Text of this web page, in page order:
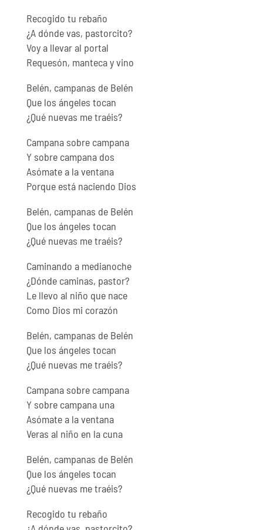
Recogido tu rebaño
¿A dónde vas, pastorcito?
Voy a llevar al portal
Requesón, manteca y vino
Belén, campanas de Belén
Que los ángeles tocan
¿Qué nuevas me traéis?
Campana sobre campana
Y sobre campana dos
Asómate a la ventana
Porque está naciendo Dios
Belén, campanas de Belén
Que los ángeles tocan
¿Qué nuevas me traéis?
Caminando a medianoche
¿Dónde caminas, pastor?
Le llevo al niño que nace
Como Dios mi corazón
Belén, campanas de Belén
Que los ángeles tocan
¿Qué nuevas me traéis?
Campana sobre campana
Y sobre campana una
Asómate a la ventana
Veras al niño en la cuna
Belén, campanas de Belén
Que los ángeles tocan
¿Qué nuevas me traéis?
Recogido tu rebaño